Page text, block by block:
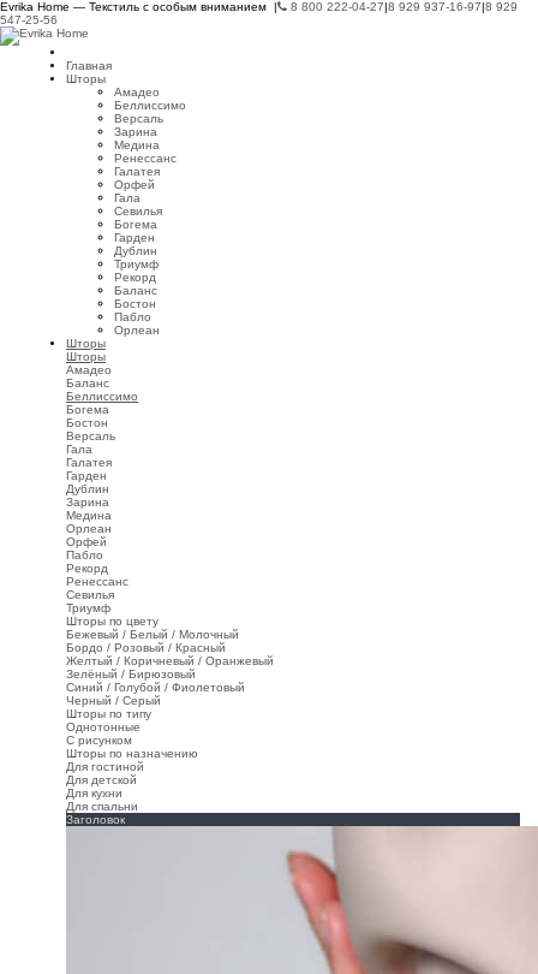
Evrika Home — Текстиль с особым вниманием | 8 800 222-04-27|8 929 937-16-97|8 929
547-25-56
Главная
Шторы
Амадео
Беллиссимо
Версаль
Зарина
Медина
Ренессанс
Галатея
Орфей
Гала
Севилья
Богема
Гарден
Дублин
Триумф
Рекорд
Баланс
Бостон
Пабло
Орлеан
Шторы
Шторы
Амадео
Баланс
Беллиссимо
Богема
Бостон
Версаль
Гала
Галатея
Гарден
Дублин
Зарина
Медина
Орлеан
Орфей
Пабло
Рекорд
Ренессанс
Севилья
Триумф
Шторы по цвету
Бежевый / Белый / Молочный
Бордо / Розовый / Красный
Желтый / Коричневый / Оранжевый
Зелёный / Бирюзовый
Синий / Голубой / Фиолетовый
Черный / Серый
Шторы по типу
Однотонные
С рисунком
Шторы по назначению
Для гостиной
Для детской
Для кухни
Для спальни
Заголовок